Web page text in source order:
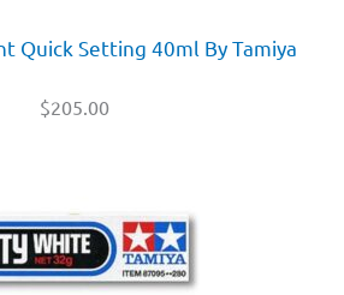
Quick Setting 40ml By Tamiya
$205.00